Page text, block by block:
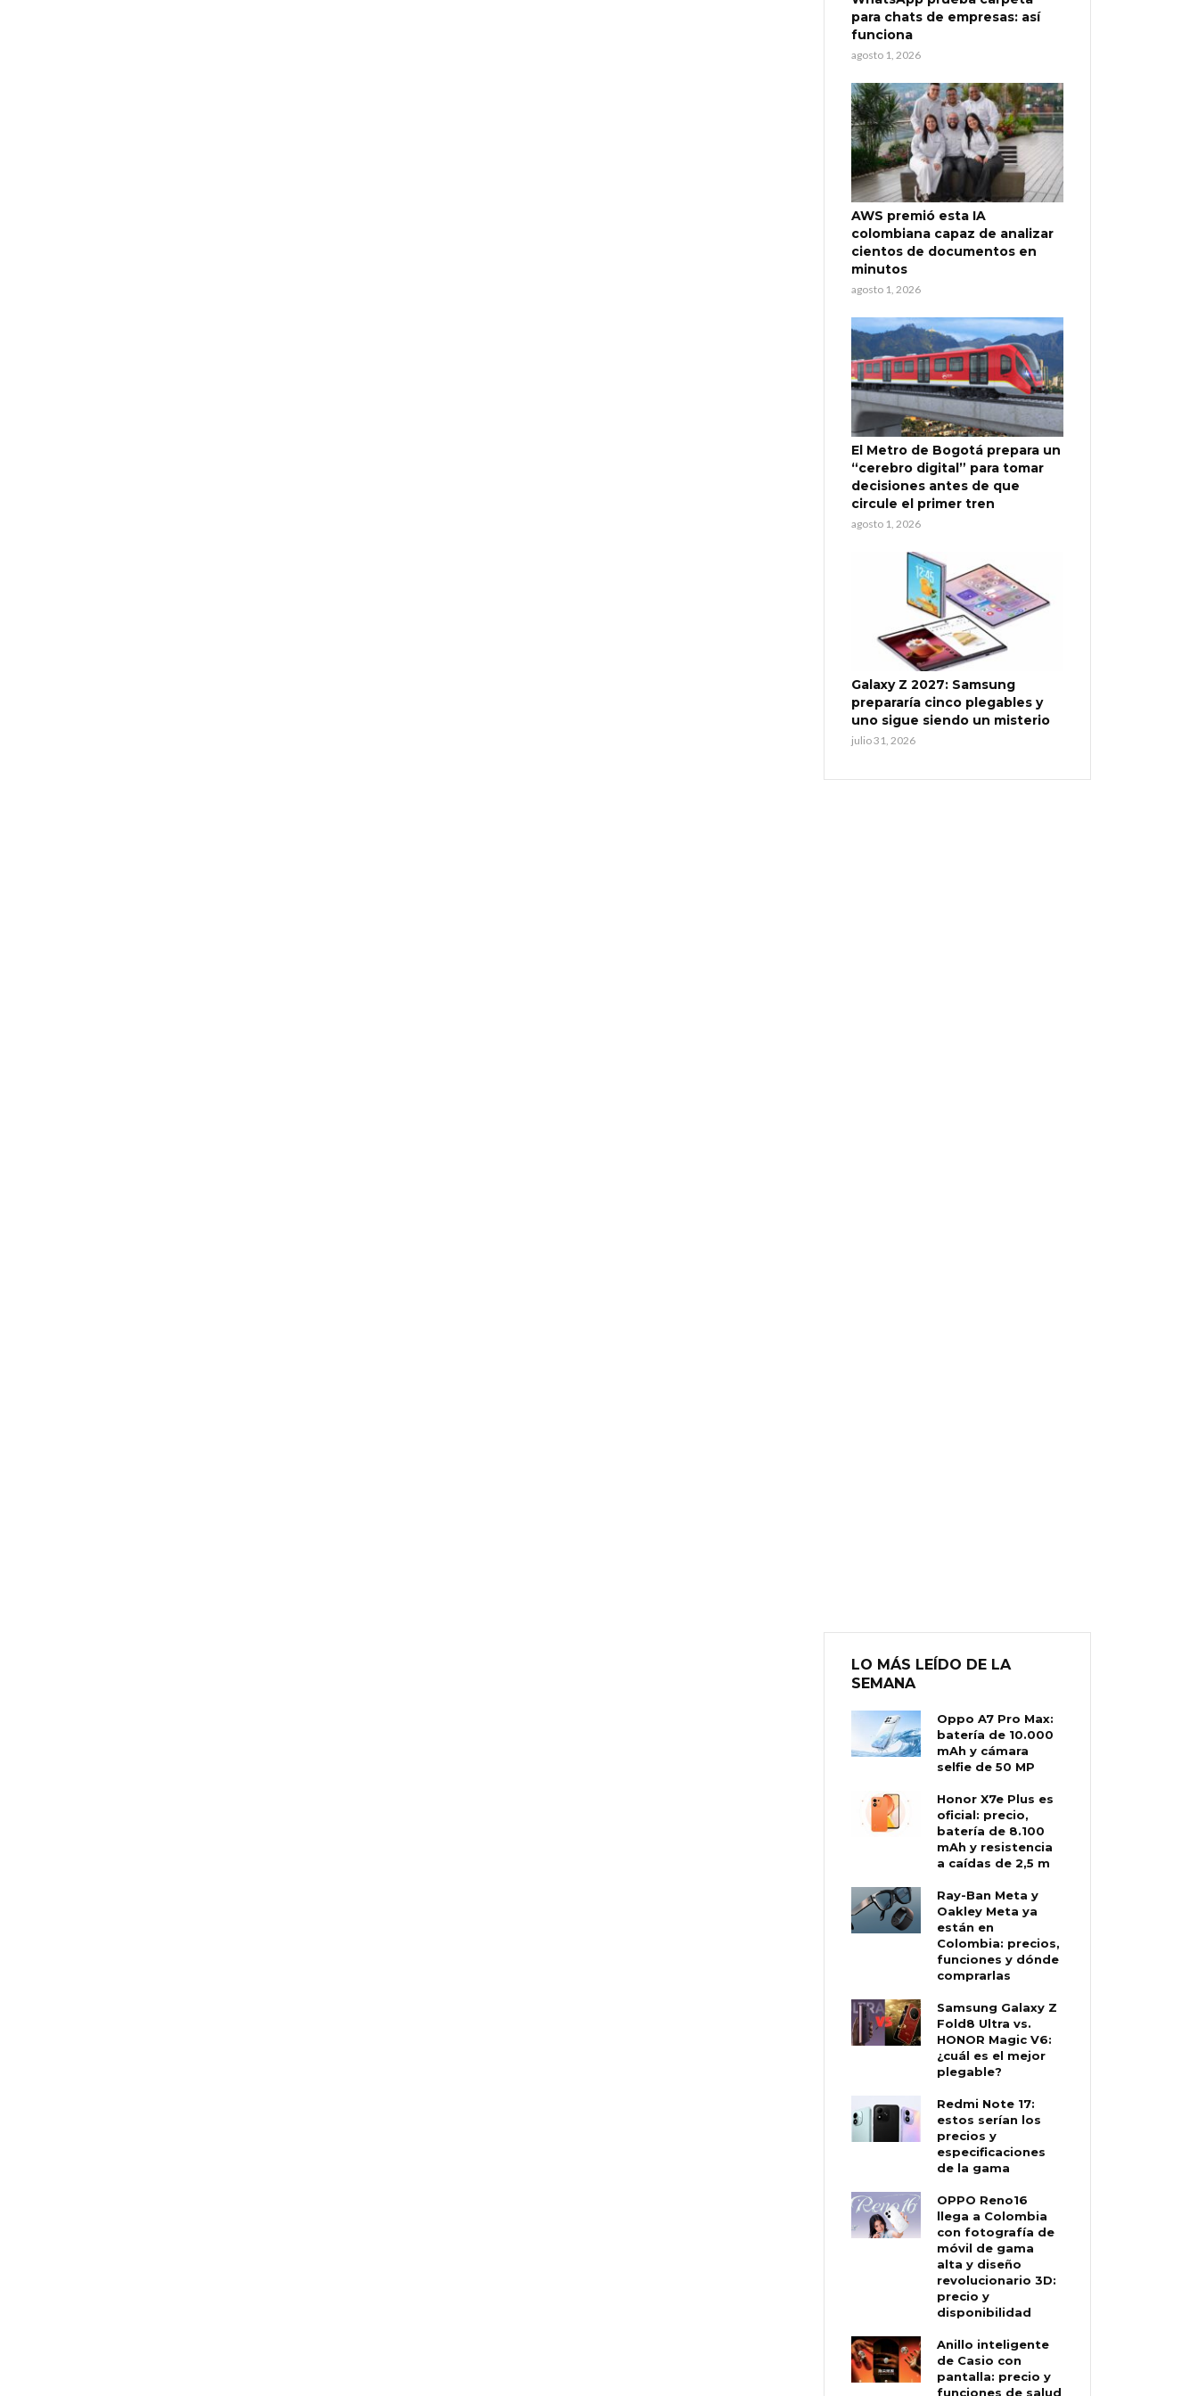
para chats de empresas: así
funciona
agosto 1, 2026
AWS premió esta IA
colombiana capaz de analizar
cientos de documentos en
minutos
agosto 1, 2026
El Metro de Bogotá prepara un
“cerebro digital” para tomar
decisiones antes de que
circule el primer tren
agosto 1, 2026
Galaxy Z 2027: Samsung
prepararía cinco plegables y
uno sigue siendo un misterio
julio 31, 2026
LO MÁS LEÍDO DE LA
SEMANA
Oppo A7 Pro Max:
batería de 10.000
mAh y cámara
selfie de 50 MP
Honor X7e Plus es
oficial: precio,
batería de 8.100
mAh y resistencia
a caídas de 2,5 m
Ray-Ban Meta y
Oakley Meta ya
están en
Colombia: precios,
funciones y dónde
comprarlas
Samsung Galaxy Z
Fold8 Ultra vs.
HONOR Magic V6:
¿cuál es el mejor
plegable?
Redmi Note 17:
estos serían los
precios y
especificaciones
de la gama
OPPO Reno16
llega a Colombia
con fotografía de
móvil de gama
alta y diseño
revolucionario 3D:
precio y
disponibilidad
Anillo inteligente
de Casio con
pantalla: precio y
funciones de salud